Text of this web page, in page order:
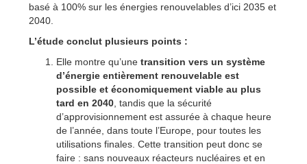
basé à 100% sur les énergies renouvelables d’ici 2035 et
2040.
L’étude conclut plusieurs points :
Elle montre qu’une transition vers un système
d’énergie entièrement renouvelable est
possible et économiquement viable au plus
tard en 2040 , tandis que la sécurité
d’approvisionnement est assurée à chaque heure
de l’année, dans toute l’Europe, pour toutes les
utilisations finales. Cette transition peut donc se
faire : sans nouveaux réacteurs nucléaires et en